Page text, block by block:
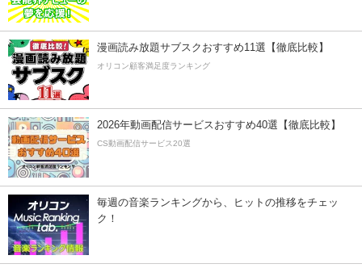
漫画読み放題サブスクおすすめ11選【徹底比較】
オリコン顧客満足度ランキング
2026年動画配信サービスおすすめ40選【徹底比較】
CS動画配信サービス20選
毎週の音楽ランキングから、ヒットの推移をチェッ
ク！